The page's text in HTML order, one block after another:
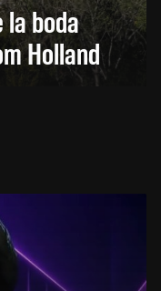
la boda
Holland